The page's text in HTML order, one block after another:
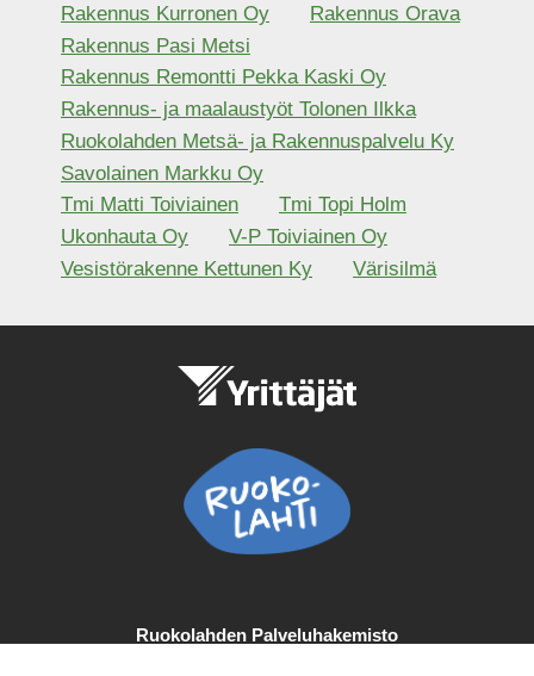
Rakennus Kurronen Oy
Rakennus Orava
Rakennus Pasi Metsi
Rakennus Remontti Pekka Kaski Oy
Rakennus- ja maalaustyöt Tolonen Ilkka
Ruokolahden Metsä- ja Rakennuspalvelu Ky
Savolainen Markku Oy
Tmi Matti Toiviainen
Tmi Topi Holm
Ukonhauta Oy
V-P Toiviainen Oy
Vesistörakenne Kettunen Ky
Värisilmä
Ruokolahden Palveluhakemisto